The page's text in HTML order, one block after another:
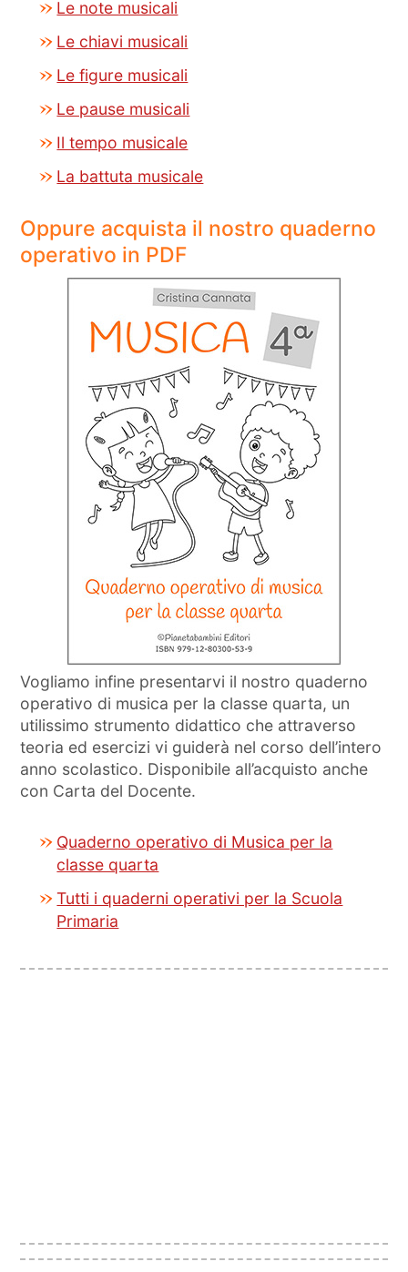
Le note musicali
Le chiavi musicali
Le figure musicali
Le pause musicali
Il tempo musicale
La battuta musicale
Oppure acquista il nostro quaderno
operativo in PDF
Vogliamo infine presentarvi il nostro quaderno
operativo di musica per la classe quarta, un
utilissimo strumento didattico che attraverso
teoria ed esercizi vi guiderà nel corso dell’intero
anno scolastico. Disponibile all’acquisto anche
con Carta del Docente.
Quaderno operativo di Musica per la
classe quarta
Tutti i quaderni operativi per la Scuola
Primaria